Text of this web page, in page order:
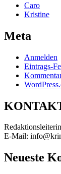
Caro
Kristine
Meta
Anmelden
Eintrags-
E-Mail:
Neueste